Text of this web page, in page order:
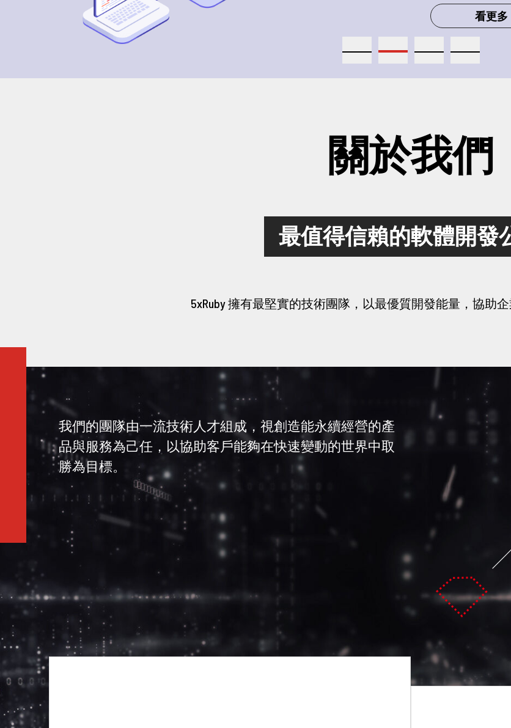
看更多
關於我們
最值得信賴的軟體開發
5xRuby 擁有最堅實的技術團隊，以最優質開發能量，協助
我們的團隊由一流技術人才組成，視創造能永續經營的產
品與服務為己任，以協助客戶能夠在快速變動的世界中取
勝為目標。